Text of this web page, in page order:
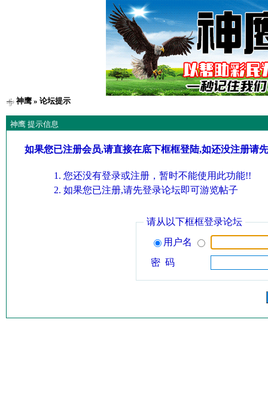
神鹰» 论坛提示
神鹰 提示信息
如果您已注册会员,请直接在底下框框登陆,如还没注册请
您还没有登录或注册，暂时不能使用此功能!!
如果您已注册,请先登录论坛即可游览帖子
请从以下框框登录论坛
用户名
密 码